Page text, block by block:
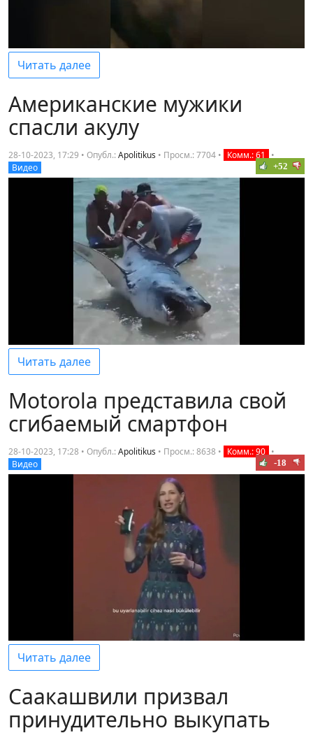
Читать далее
Американские мужики
спасли акулу
28-10-2023, 17:29 • Опубл.:Apolitikus • Просм.: 7704 • Комм.: 61
•
Видео
+52
Читать далее
Motorola представила свой
сгибаемый смартфон
28-10-2023, 17:28 • Опубл.:Apolitikus • Просм.: 8638 • Комм.: 90 •
Видео
-18
Читать далее
Саакашвили призвал
принудительно выкупать